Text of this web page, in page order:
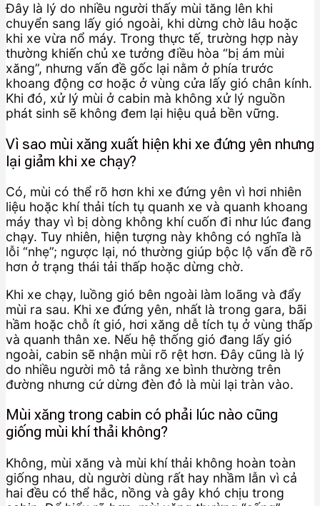
Đây là lý do nhiều người thấy mùi tăng lên khi
chuyển sang lấy gió ngoài, khi dừng chờ lâu hoặc
khi xe vừa nổ máy. Trong thực tế, trường hợp này
thường khiến chủ xe tưởng điều hòa “bị ám mùi
xăng”, nhưng vấn đề gốc lại nằm ở phía trước
khoang động cơ hoặc ở vùng cửa lấy gió chân kính.
Khi đó, xử lý mùi ở cabin mà không xử lý nguồn
phát sinh sẽ không đem lại hiệu quả bền vững.
Vì sao mùi xăng xuất hiện khi xe đứng yên nhưng
lại giảm khi xe chạy?
Có, mùi có thể rõ hơn khi xe đứng yên vì hơi nhiên
liệu hoặc khí thải tích tụ quanh xe và quanh khoang
máy thay vì bị dòng không khí cuốn đi như lúc đang
chạy. Tuy nhiên, hiện tượng này không có nghĩa là
lỗi “nhẹ”; ngược lại, nó thường giúp bộc lộ vấn đề rõ
hơn ở trạng thái tải thấp hoặc dừng chờ.
Khi xe chạy, luồng gió bên ngoài làm loãng và đẩy
mùi ra sau. Khi xe đứng yên, nhất là trong gara, bãi
hầm hoặc chỗ ít gió, hơi xăng dễ tích tụ ở vùng thấp
và quanh thân xe. Nếu hệ thống gió đang lấy gió
ngoài, cabin sẽ nhận mùi rõ rệt hơn. Đây cũng là lý
do nhiều người mô tả rằng xe bình thường trên
đường nhưng cứ dừng đèn đỏ là mùi lại tràn vào.
Mùi xăng trong cabin có phải lúc nào cũng
giống mùi khí thải không?
Không, mùi xăng và mùi khí thải không hoàn toàn
giống nhau, dù người dùng rất hay nhầm lẫn vì cả
hai đều có thể hắc, nồng và gây khó chịu trong